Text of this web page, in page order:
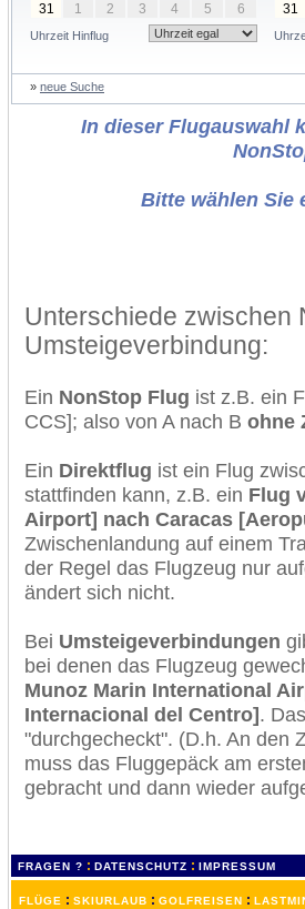
31
1 2 3 4 5 6
Uhrzeit Hinflug
31
» neue Suche
In dieser Flugauswahl
Bitte wählen Sie
Unterschiede zwischen
Umsteigeverbindung:
Ein NonStop Flug ist z.B. ein
CCS]; also von A nach B ohne
Ein Direktflug ist ein Flug
stattfinden kann, z.B. ein Flug
Airport] nach Caracas
Zwischenlandung auf einem
der Regel das Flugzeug nur
ändert sich nicht.
Bei Umsteigeverbindungen
bei denen das Flugzeug
Munoz Marin International
Internacional del Centro].
"durchgecheckt". (D.h. An den
muss das Fluggepäck am
gebracht und dann wieder
FRAGEN ? : DATENSCHUTZ : IMPRESSUM
FLÜGE : SKIURLAUB : GOLFREISEN :